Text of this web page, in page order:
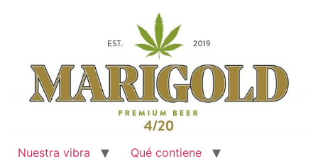
Nuestra vibra
Qué contiene